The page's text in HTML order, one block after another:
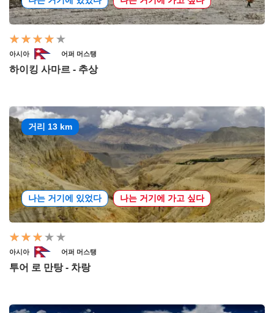
아시아 어퍼 머스탱
하이킹 사마르 - 추상
거리 13 km
나는 거기에 있었다 나는 거기에 가고 싶다
아시아 어퍼 머스탱
투어 로 만탕 - 차랑